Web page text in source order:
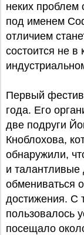
неких проблем
под именем
отличием
состоится не
Первый
года. Его
две подруги
Кноблохова,
обнаружили,
и
обмениваться
достижения. С
пользовалось
посещало